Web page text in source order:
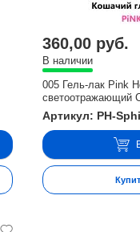
360,00 руб.
В наличии
005 Гель-лак Pink
светоотражающий
Артикул: PH-